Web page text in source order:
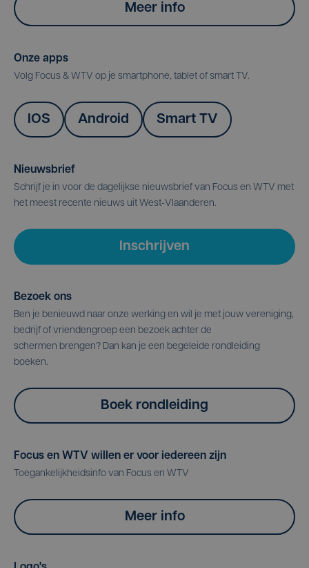
Meer info
Onze apps
Volg Focus & WTV op je smartphone, tablet of smart TV.
IOS Android Smart TV
Nieuwsbrief
Schrijf je in voor de dagelijkse nieuwsbrief van Focus en WTV met
het meest recente nieuws uit West-Vlaanderen.
Inschrijven
Bezoek ons
Ben je benieuwd naar onze werking en wil je met jouw vereniging,
bedrijf of vriendengroep een bezoek achter de
schermen brengen? Dan kan je een begeleide rondleiding
boeken.
Boek rondleiding
Focus en WTV willen er voor iedereen zijn
Toegankelijkheidsinfo van Focus en WTV
Meer info